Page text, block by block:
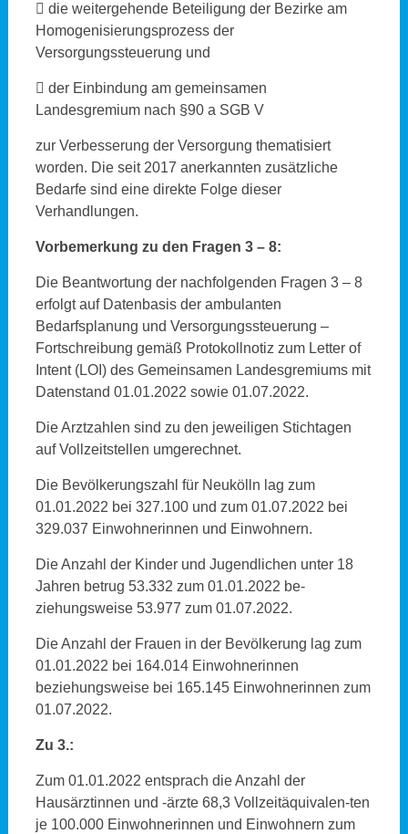
 die weitergehende Beteiligung der Bezirke am
Homogenisierungsprozess der
Versorgungssteuerung und
 der Einbindung am gemeinsamen
Landesgremium nach §90 a SGB V
zur Verbesserung der Versorgung thematisiert
worden. Die seit 2017 anerkannten zusätzliche
Bedarfe sind eine direkte Folge dieser
Verhandlungen.
Vorbemerkung zu den Fragen 3 – 8:
Die Beantwortung der nachfolgenden Fragen 3 – 8
erfolgt auf Datenbasis der ambulanten
Bedarfsplanung und Versorgungssteuerung –
Fortschreibung gemäß Protokollnotiz zum Letter of
Intent (LOI) des Gemeinsamen Landesgremiums mit
Datenstand 01.01.2022 sowie 01.07.2022.
Die Arztzahlen sind zu den jeweiligen Stichtagen
auf Vollzeitstellen umgerechnet.
Die Bevölkerungszahl für Neukölln lag zum
01.01.2022 bei 327.100 und zum 01.07.2022 bei
329.037 Einwohnerinnen und Einwohnern.
Die Anzahl der Kinder und Jugendlichen unter 18
Jahren betrug 53.332 zum 01.01.2022 be-
ziehungsweise 53.977 zum 01.07.2022.
Die Anzahl der Frauen in der Bevölkerung lag zum
01.01.2022 bei 164.014 Einwohnerinnen
beziehungsweise bei 165.145 Einwohnerinnen zum
01.07.2022.
Zu 3.:
Zum 01.01.2022 entsprach die Anzahl der
Hausärztinnen und -ärzte 68,3 Vollzeitäquivalen-ten
je 100.000 Einwohnerinnen und Einwohnern zum